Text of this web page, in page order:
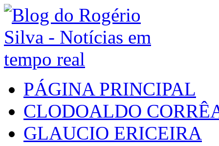
PÁGINA PRINCIPAL
CLODOALDO
GLAUCIO ERICEIRA